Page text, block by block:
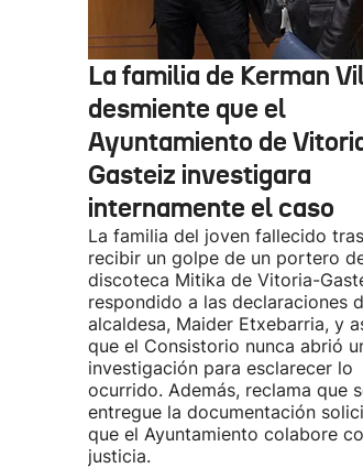
La familia de Kerman
desmiente que el
Ayuntamiento de
Gasteiz investigara
internamente el caso
La familia del joven fallecido tras
recibir un golpe de un portero
discoteca Mitika de Vitoria-
respondido a las declaraciones
alcaldesa, Maider Etxebarria, y
que el Consistorio nunca abrió
investigación para esclarecer lo
ocurrido. Además, reclama que
entregue la documentación
que el Ayuntamiento colabore
justicia.